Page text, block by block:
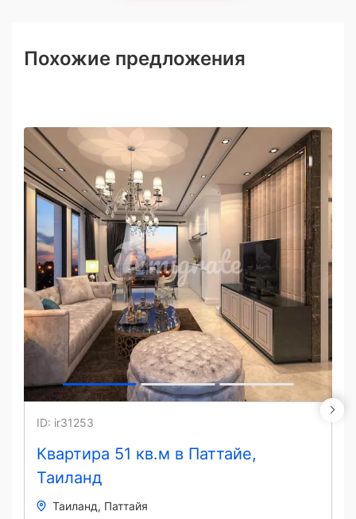
Похожие предложения
Квартира 51 кв.м в Паттайе,
Таиланд
ID: ir31253
Таиланд Паттайя